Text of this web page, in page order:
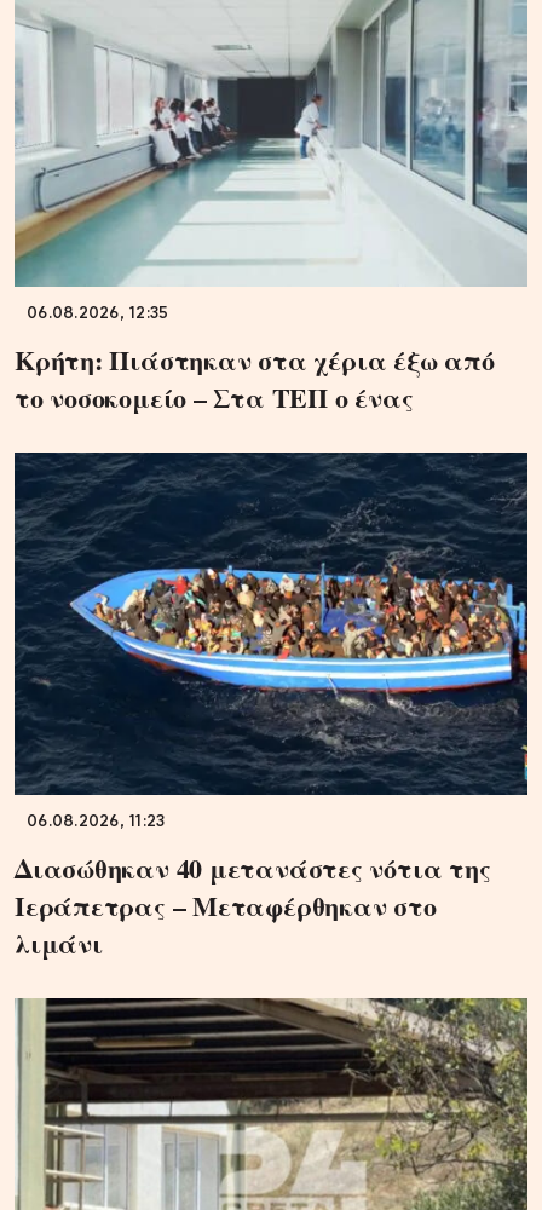
06.08.2026, 12:35
Κρήτη: Πιάστηκαν στα χέρια έξω από
το νοσοκομείο – Στα ΤΕΠ ο ένας
06.08.2026, 11:23
Διασώθηκαν 40 μετανάστες νότια της
Ιεράπετρας – Μεταφέρθηκαν στο
λιμάνι